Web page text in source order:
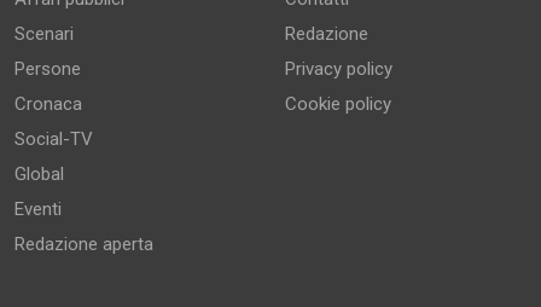
Scenari
Persone
Cronaca
Social-TV
Global
Eventi
Redazione aperta
Redazione
Privacy policy
Cookie policy